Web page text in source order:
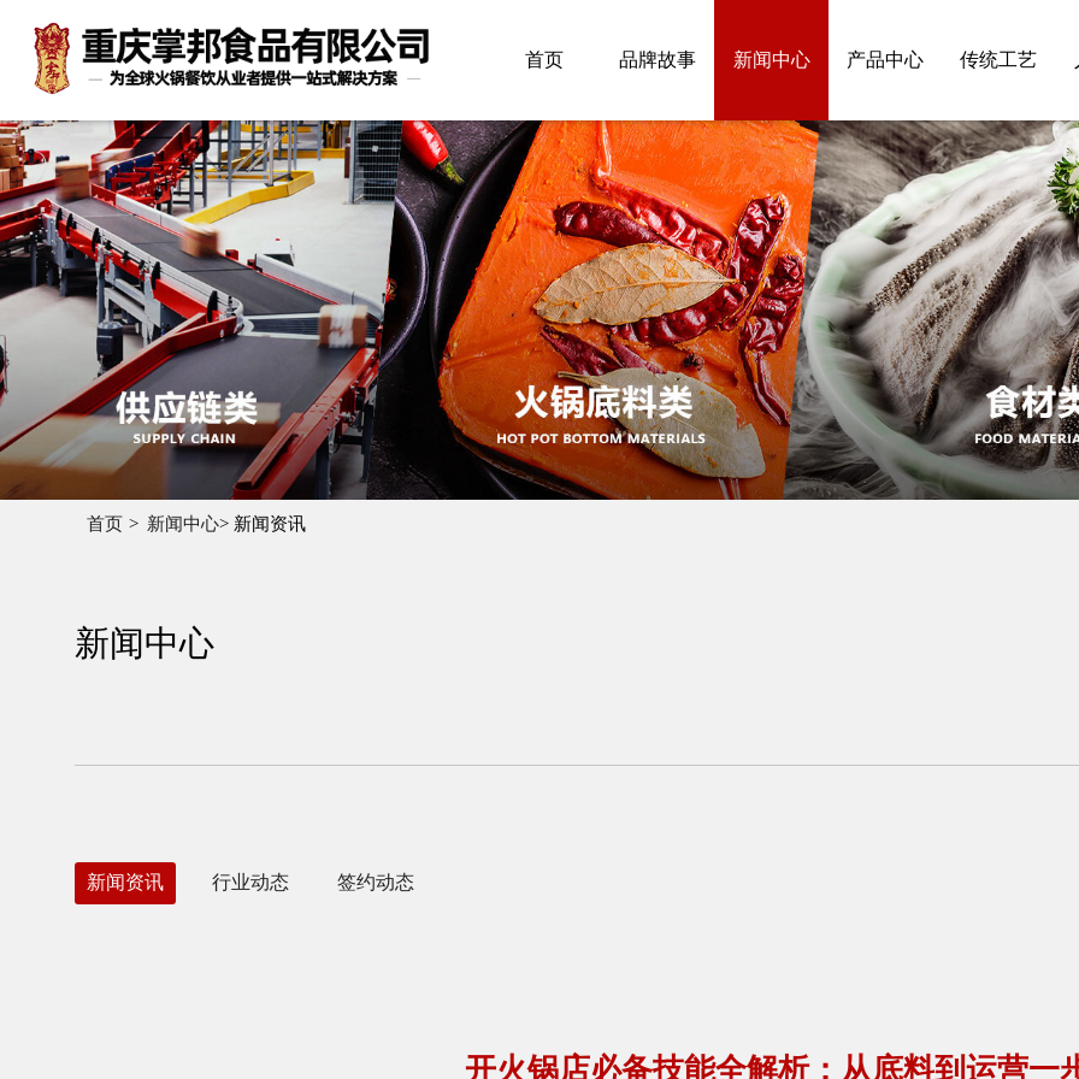
首页 品牌故事 新闻中心 产品中心 传统工艺
首页 新闻中心> 新闻资讯
新闻中心
新闻资讯 行业动态 签约动态
开火锅店必备技能全解析：从底料到运营一